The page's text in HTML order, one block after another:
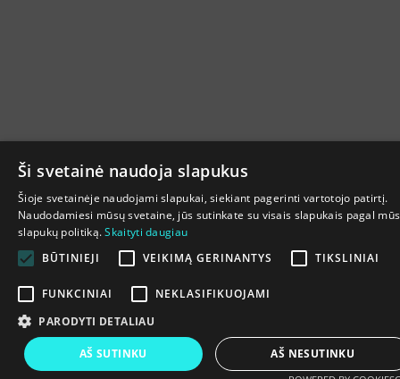
Ši svetainė naudoja slapukus
Šioje svetainėje naudojami slapukai, siekiant pagerinti vartotojo patirtį.
Naudodamiesi mūsų svetaine, jūs sutinkate su visais slapukais pagal
slapukų politiką.Skaityti daugiau
BŪTINIEJI
VEIKIMĄ GERINANTYS TIKSLINIAI
FUNKCINIAI
NEKLASIFIKUOJAMI
PARODYTI DETALIAU
AŠ SUTINKU AŠ NESUTINKU